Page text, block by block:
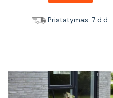
Pristatymas: 7 d.d.